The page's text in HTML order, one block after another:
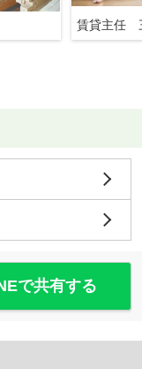
賃貸主任
で共有する